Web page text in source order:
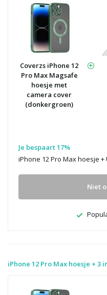
Coverzs iPhone 12
Pro Max Magsafe
hoesje met
camera cover
(donkergroen)
Je bespaart 17%
iPhone 12 Pro Max hoesje +
Niet
iPhone 12 Pro Max hoesje + 3